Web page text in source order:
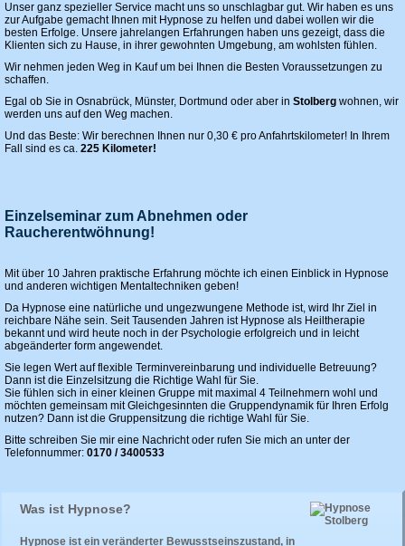
Unser ganz spezieller Service macht uns so unschlagbar gut. Wir haben es uns
zur Aufgabe gemacht Ihnen mit Hypnose zu helfen und dabei wollen wir die
besten Erfolge. Unsere jahrelangen Erfahrungen haben uns gezeigt, dass die
Klienten sich zu Hause, in ihrer gewohnten Umgebung, am wohlsten fühlen.
Wir nehmen jeden Weg in Kauf um bei Ihnen die Besten Voraussetzungen zu
schaffen.
Egal ob Sie in Osnabrück, Münster, Dortmund oder aber in Stolberg wohnen, wir
werden uns auf den Weg machen.
Und das Beste: Wir berechnen Ihnen nur 0,30 € pro Anfahrtskilometer! In Ihrem
Fall sind es ca. 225 Kilometer!
Einzelseminar zum Abnehmen oder
Raucherentwöhnung!
Mit über 10 Jahren praktische Erfahrung möchte ich einen Einblick in Hypnose
und anderen wichtigen Mentaltechniken geben!
Da Hypnose eine natürliche und ungezwungene Methode ist, wird Ihr Ziel in
reichbare Nähe sein. Seit Tausenden Jahren ist Hypnose als Heiltherapie
bekannt und wird heute noch in der Psychologie erfolgreich und in leicht
abgeänderter form angewendet.
Sie legen Wert auf flexible Terminvereinbarung und individuelle Betreuung?
Dann ist die Einzelsitzung die Richtige Wahl für Sie.
Sie fühlen sich in einer kleinen Gruppe mit maximal 4 Teilnehmern wohl und
möchten gemeinsam mit Gleichgesinnten die Gruppendynamik für Ihren Erfolg
nutzen? Dann ist die Gruppensitzung die richtige Wahl für Sie.
Bitte schreiben Sie mir eine Nachricht oder rufen Sie mich an unter der
Telefonnummer: 0170 / 3400533
Was ist Hypnose?
Hypnose ist ein veränderter Bewusstseinszustand, in